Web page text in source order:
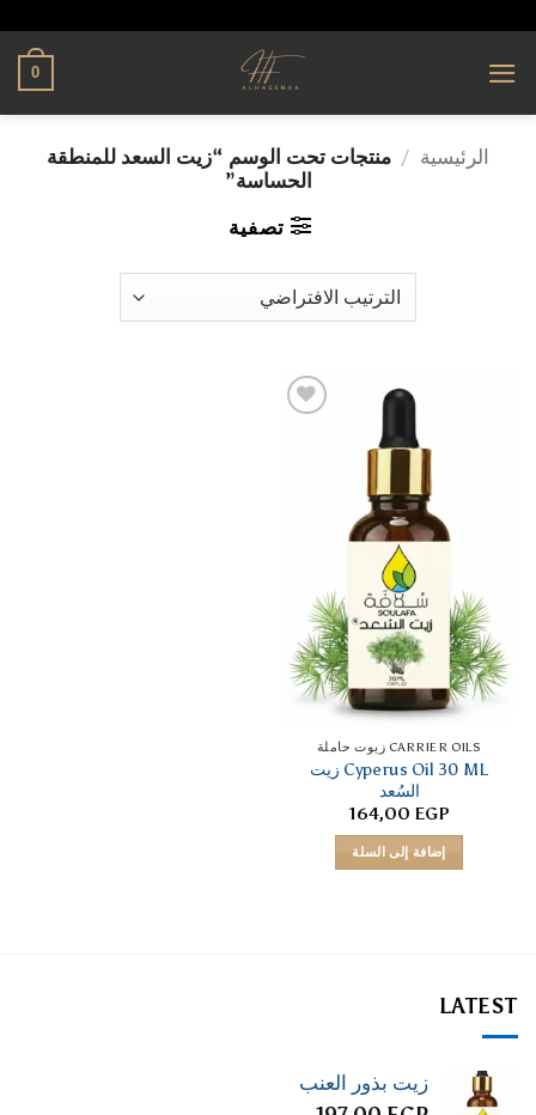
0
الرئيسية / منتجات تحت الوسم “زيت السعد للمنطقة
الحساسة”
تصفية
CARRIER OILS زيوت حاملة
Cyperus Oil 30 ML زيت
السُعد
164,00 EGP
إضافة إلى السلة
LATEST
زيت بذور العنب